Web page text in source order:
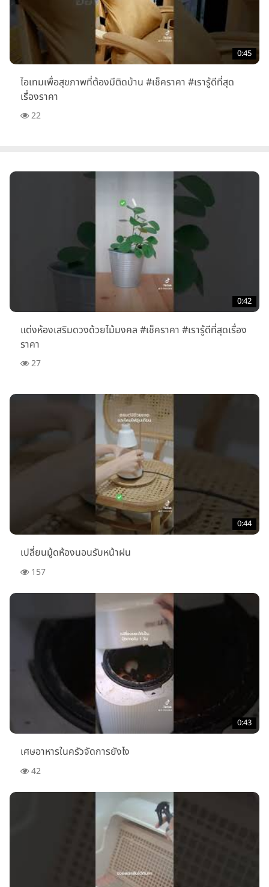
0:45
ไอเทมเพื่อสุขภาพที่ต้องมีติดบ้าน #เช็คราคา #เรารู้ดีที่สุด
เรื่องราคา
22
0:42
แต่งห้องเสริมดวงด้วยไม้มงคล #เช็คราคา #เรารู้ดีที่สุดเรื่อง
ราคา
27
0:44
เปลี่ยนมู้ดห้องนอนรับหน้าฝน
157
0:43
เศษอาหารในครัวจัดการยังไง
42